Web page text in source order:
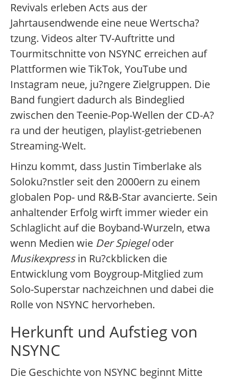
Revivals erleben Acts aus der
Jahrtausendwende eine neue Wertscha?
tzung. Videos alter TV-Auftritte und
Tourmitschnitte von NSYNC erreichen auf
Plattformen wie TikTok, YouTube und
Instagram neue, ju?ngere Zielgruppen. Die
Band fungiert dadurch als Bindeglied
zwischen den Teenie-Pop-Wellen der CD-A?
ra und der heutigen, playlist-getriebenen
Streaming-Welt.
Hinzu kommt, dass Justin Timberlake als
Soloku?nstler seit den 2000ern zu einem
globalen Pop- und R&B-Star avancierte. Sein
anhaltender Erfolg wirft immer wieder ein
Schlaglicht auf die Boyband-Wurzeln, etwa
wenn Medien wie Der Spiegeloder
Musikexpressin Ru?ckblicken die
Entwicklung vom Boygroup-Mitglied zum
Solo-Superstar nachzeichnen und dabei die
Rolle von NSYNC hervorheben.
Herkunft und Aufstieg von
NSYNC
Die Geschichte von NSYNC beginnt Mitte